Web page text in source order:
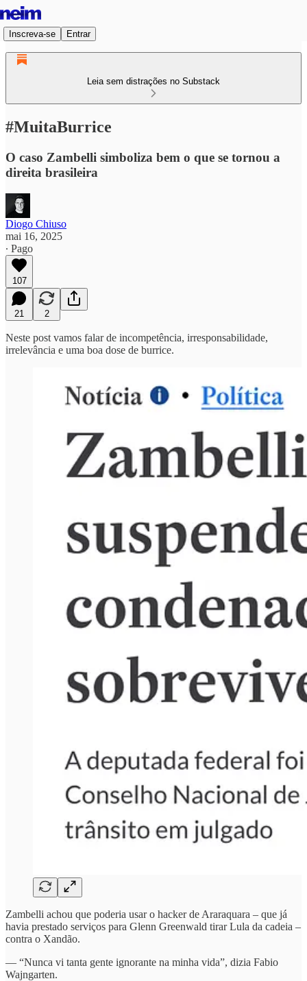
Inscreva-se Entrar
Leia sem distrações no Substack
#MuitaBurrice
O caso Zambelli simboliza bem o que se tornou a
direita brasileira
Diogo Chiuso
mai 16, 2025
∙ Pago
107
21 2
Neste post vamos falar de incompetência, irresponsabilidade,
irrelevância e uma boa dose de burrice.
Zambelli achou que poderia usar o hacker de Araraquara – que já
havia prestado serviços para Glenn Greenwald tirar Lula da cadeia –
contra o Xandão.
— “Nunca vi tanta gente ignorante na minha vida”, dizia Fabio
Wajngarten.